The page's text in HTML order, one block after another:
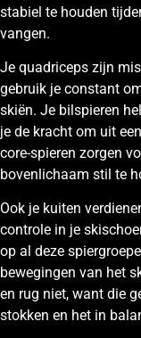
stabiel te houden
vangen.
Je quadriceps zijn
gebruik je constant
skiën. Je bilspieren
je de kracht om uit
core-spieren zorgen
bovenlichaam stil te
Ook je kuiten
controle in je
op al deze
bewegingen van het
en rug niet, want die
stokken en het in